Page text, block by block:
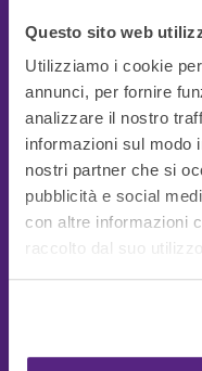
Questo sito web
Utilizziamo i cookie
annunci, per fornire
analizzare il nostro
informazioni sul modo
nostri partner che si
pubblicità e social
con altre informazioni
raccolto dal suo